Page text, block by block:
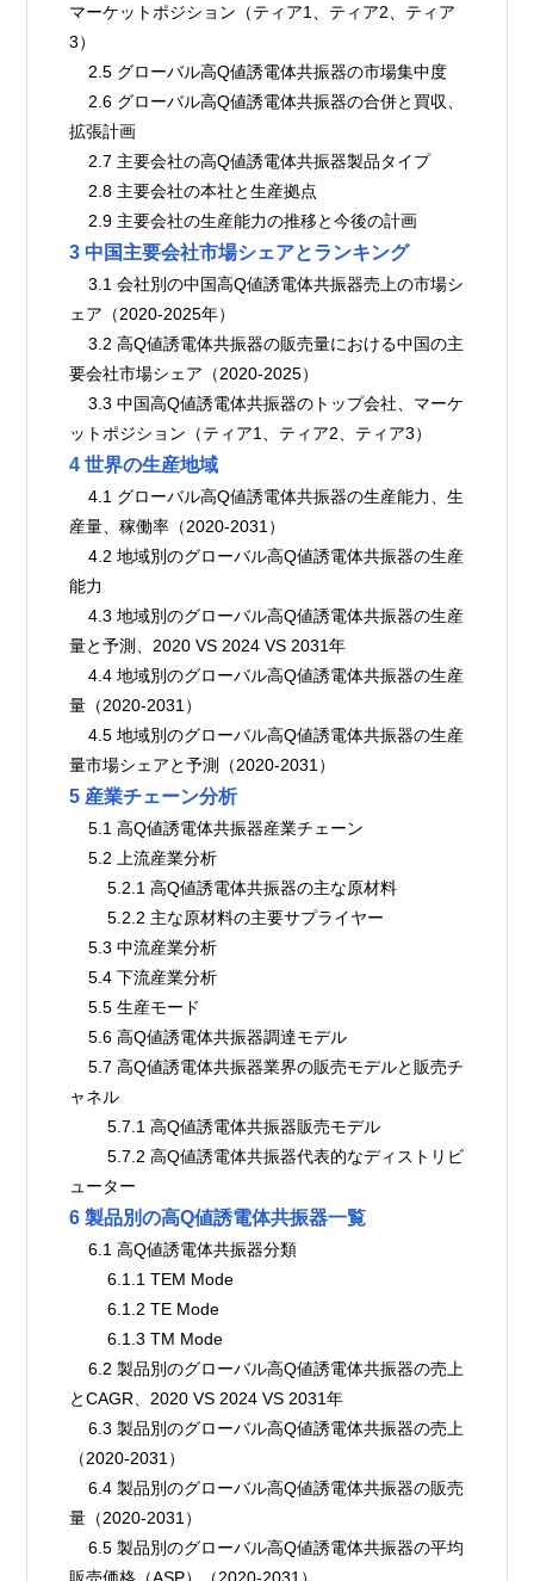
マーケットポジション（ティア1、ティア2、ティア
3）
    2.5 グローバル高Q値誘電体共振器の市場集中度
拡張計画
    2.7 主要会社の高Q値誘電体共振器製品タイプ
    2.8 主要会社の本社と生産拠点
    2.9 主要会社の生産能力の推移と今後の計画
3 中国主要会社市場シェアとランキング
    3.1 会社別の中国高Q値誘電体共振器売上の市場シ
ェア（2020-2025年）
    3.2 高Q値誘電体共振器の販売量における中国の主
要会社市場シェア（2020-2025）
    3.3 中国高Q値誘電体共振器のトップ会社、マーケ
ットポジション（ティア1、ティア2、ティア3）
4 世界の生産地域
    4.1 グローバル高Q値誘電体共振器の生産能力、生
産量、稼働率（2020-2031）
    4.2 地域別のグローバル高Q値誘電体共振器の生産
能力
    4.3 地域別のグローバル高Q値誘電体共振器の生産
量と予測、2020 VS 2024 VS 2031年
    4.4 地域別のグローバル高Q値誘電体共振器の生産
量（2020-2031）
    4.5 地域別のグローバル高Q値誘電体共振器の生産
量市場シェアと予測（2020-2031）
5 産業チェーン分析
    5.1 高Q値誘電体共振器産業チェーン
    5.2 上流産業分析
        5.2.1 高Q値誘電体共振器の主な原材料
        5.2.2 主な原材料の主要サプライヤー
    5.3 中流産業分析
    5.4 下流産業分析
    5.5 生産モード
    5.6 高Q値誘電体共振器調達モデル
    5.7 高Q値誘電体共振器業界の販売モデルと販売チ
ャネル
        5.7.1 高Q値誘電体共振器販売モデル
        5.7.2 高Q値誘電体共振器代表的なディストリビ
ューター
6 製品別の高Q値誘電体共振器一覧
    6.1 高Q値誘電体共振器分類
        6.1.1 TEM Mode
        6.1.2 TE Mode
        6.1.3 TM Mode
    6.2 製品別のグローバル高Q値誘電体共振器の売上
とCAGR、2020 VS 2024 VS 2031年
    6.3 製品別のグローバル高Q値誘電体共振器の売上
（2020-2031）
    6.4 製品別のグローバル高Q値誘電体共振器の販売
量（2020-2031）
    6.5 製品別のグローバル高Q値誘電体共振器の平均
販売価格（ASP）（2020-2031）